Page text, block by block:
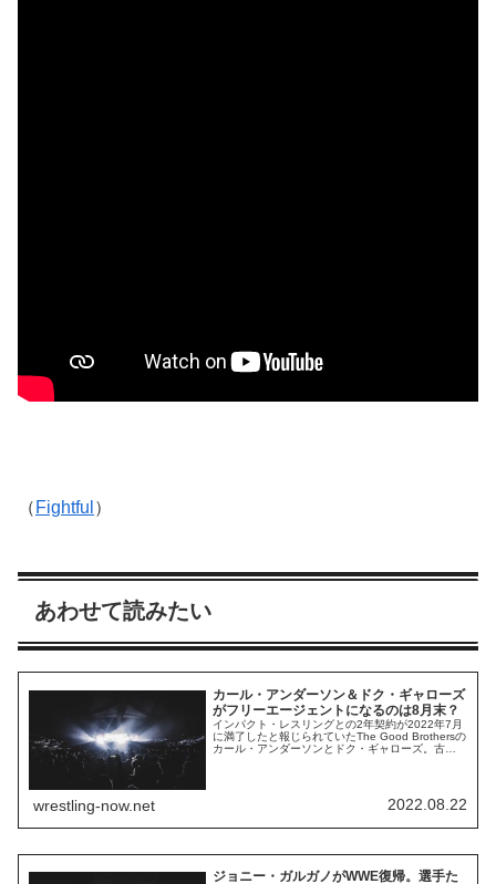
（ Fightful ）
あわせて読みたい
カール・アンダーソン＆ドク・ギャローズ
がフリーエージェントになるのは8月末？
インパクト・レスリングとの2年契約が2022年7月
に満了したと報じられていたThe Good Brothersの
カール・アンダーソンとドク・ギャローズ。古巣
らゆる団体のストーリーラインに影響する可能性
wrestling-now.net 2022.08.22
ジョニー・ガルガノがWWE復帰。選手た